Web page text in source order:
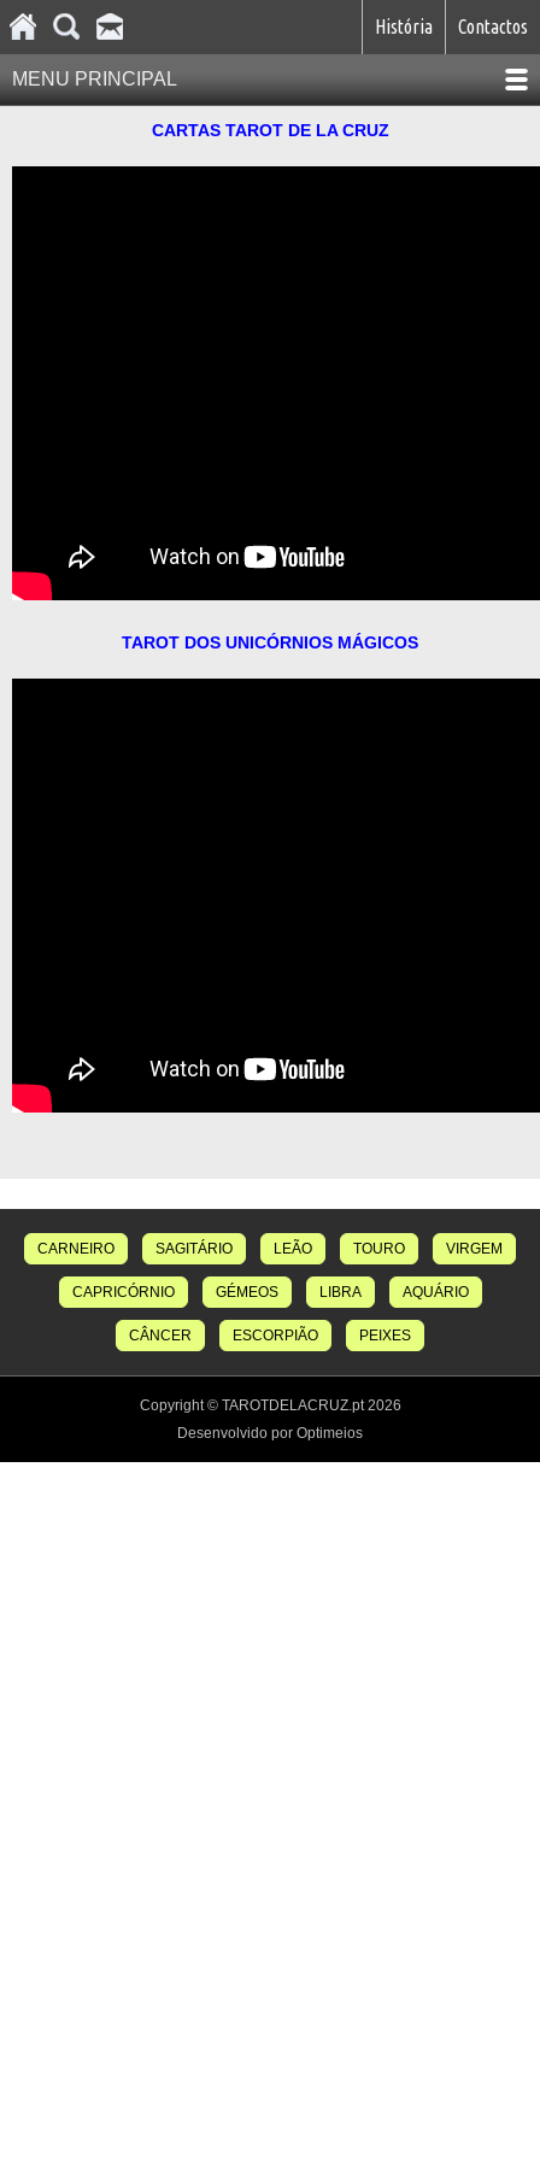
História Contactos
MENU PRINCIPAL
CARTAS TAROT DE LA CRUZ
TAROT DOS UNICÓRNIOS MÁGICOS
CARNEIRO SAGITÁRIO LEÃO TOURO VIRGEM
CAPRICÓRNIO GÉMEOS LIBRA AQUÁRIO
CÂNCER ESCORPIÃO PEIXES
Copyright © TAROTDELACRUZ.pt 2026
Desenvolvido por Optimeios